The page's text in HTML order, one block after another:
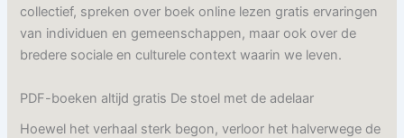
collectief, spreken over boek online lezen gratis ervaringen
van individuen en gemeenschappen, maar ook over de
bredere sociale en culturele context waarin we leven.
PDF-boeken altijd gratis De stoel met de adelaar
Hoewel het verhaal sterk begon, verloor het halverwege de